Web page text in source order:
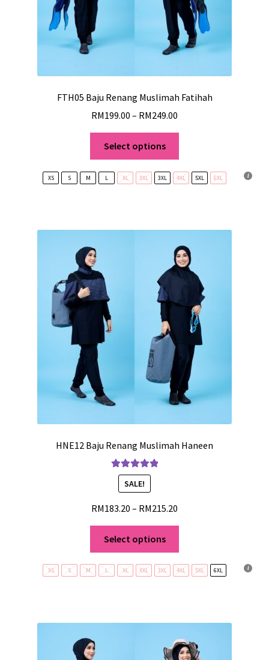
FTH05 Baju Renang Muslimah Fatihah
RM199.00 – RM249.00
Select options
XS S M L XL XXL 3XL 4XL 5XL 6XL
HNE12 Baju Renang Muslimah Haneen
Rated5.00
out of 5
SALE!
RM183.20 – RM215.20
Select options
XS S M L XL XXL 3XL 4XL 5XL 6XL